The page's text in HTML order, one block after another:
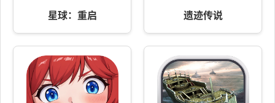
星球：重启 遗迹传说